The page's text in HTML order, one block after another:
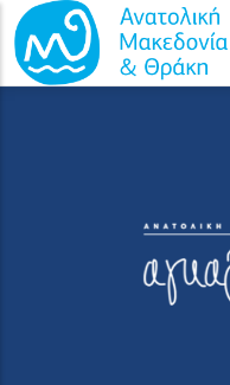
Παράκαμψη προς το